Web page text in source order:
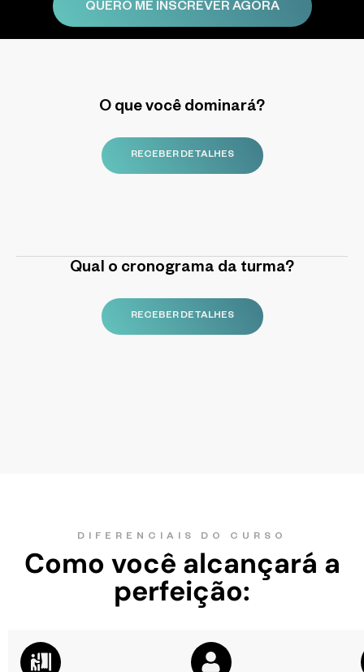
QUERO ME INSCREVER AGORA
O que você dominará?
RECEBER DETALHES
Qual o cronograma da turma?
RECEBER DETALHES
DIFERENCIAIS DO CURSO
Como você alcançará a
perfeição: